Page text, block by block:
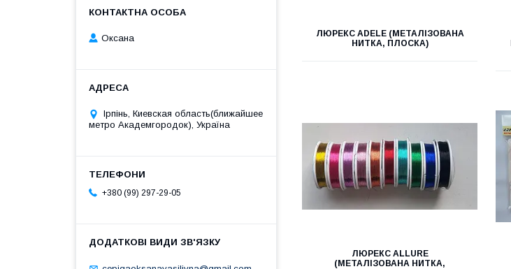
ЛЮРЕКС АDELE (МЕТАЛІЗОВАНА
НИТКА, ПЛОСКА)
ЛЮРЕКС ALLURE
(МЕТАЛІЗОВАНА НИТКА,
Оксана
Ірпінь, Киевская область(ближайшее
метро Академгородок), Україна
+380 (99) 297-29-05